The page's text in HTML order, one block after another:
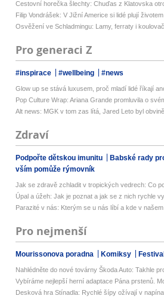
Cestovní horečka šlechty: Chuďas z Klatovska
Filip Vondrášek: V Jižní Americe si lidé plují životem
Osvěžení ve Schladmingu: Lamy, ferraty i
Pro generaci Z
#inspirace #wellbeing #news
Glow up se stává luxusem, proč mladí lidé říkají
Pop Culture Wrap: Ariana Grande promluvila o
Alt news: MGK v tom zas lítá, Jared Leto byl
Zdraví
Podpořte dětskou imunitu Babské rady
vším pomůže rýmovník
Jak se zdravě zchladit v tropických vedrech: Co
Úpal a úžeh: Jak je poznat a jak se z nich rychle
Parazité v nás: Kterým se u nás líbí a kde v našem
Pro nejmenší
Mourissonova poradna Komiksy
Nahlédněte do nové továrny Škoda Auto: Takhle
Vybíráme nejlepší herní adaptace Pána prstenů.
Desková hra Stínadla: Rychlé šípy ožívají v